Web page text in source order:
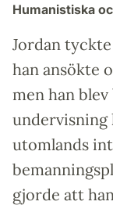
Humanistiska
Jordan
han ansökte
men han
undervisning
utomlands
gjorde att